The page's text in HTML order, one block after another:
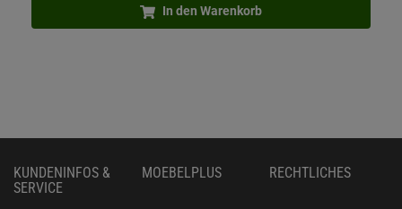
In den Warenkorb
KUNDENINFOS &
SERVICE
MOEBELPLUS RECHTLICHES